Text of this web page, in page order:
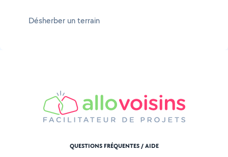
Désherber un terrain
QUESTIONS FRÉQUENTES / AIDE